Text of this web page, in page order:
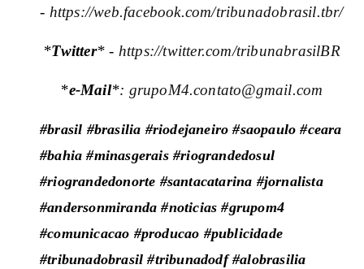
- https://web.facebook.com/tribunadobrasil.tbr/
*Twitter* - https://twitter.com/tribunabrasilBR
*e-Mail*: grupoM4.contato@gmail.com
#brasil #brasilia #riodejaneiro #saopaulo #ceara
#bahia #minasgerais #riograndedosul
#riograndedonorte #santacatarina #jornalista
#andersonmiranda #noticias #grupom4
#comunicacao #producao #publicidade
#tribunadobrasil #tribunadodf #alobrasilia